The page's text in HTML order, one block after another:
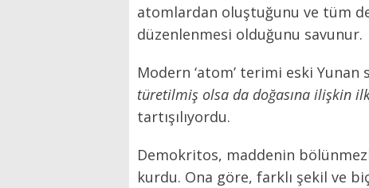
atomlardan oluştuğunu ve tüm
düzenlenmesi olduğunu savunur.
Modern ‘atom’ terimi eski Yunan
türetilmiş olsa da doğasına ilişkin
tartışılıyordu.
Demokritos, maddenin
kurdu. Ona göre, farklı şekil ve